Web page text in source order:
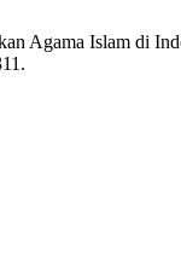
Agama Islam di